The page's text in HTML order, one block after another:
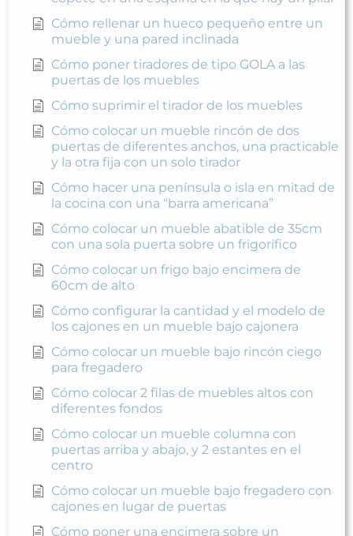
Cómo rellenar un hueco pequeño entre un
mueble y una pared inclinada
Cómo poner tiradores de tipo GOLA a las
puertas de los muebles
Cómo suprimir el tirador de los muebles
Cómo colocar un mueble rincón de dos
puertas de diferentes anchos, una practicable
y la otra fija con un solo tirador
Cómo hacer una península o isla en mitad de
la cocina con una “barra americana”
Cómo colocar un mueble abatible de 35cm
con una sola puerta sobre un frigorífico
Cómo colocar un frigo bajo encimera de
60cm de alto
Cómo configurar la cantidad y el modelo de
los cajones en un mueble bajo cajonera
Cómo colocar un mueble bajo rincón ciego
para fregadero
Cómo colocar 2 filas de muebles altos con
diferentes fondos
Cómo colocar un mueble columna con
puertas arriba y abajo, y 2 estantes en el
centro
Cómo colocar un mueble bajo fregadero con
cajones en lugar de puertas
Cómo poner una encimera sobre un